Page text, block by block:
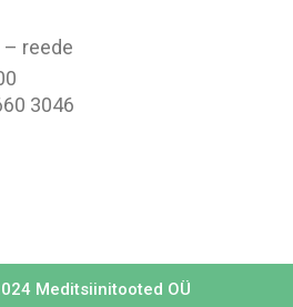
reede
3046
Meditsiinitooted OÜ